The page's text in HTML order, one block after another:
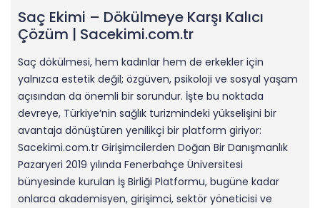
Saç Ekimi – Dökülmeye Karşı Kalıcı
Çözüm | Sacekimi.com.tr
Saç dökülmesi, hem kadınlar hem de erkekler için
yalnızca estetik değil; özgüven, psikoloji ve sosyal yaşam
açısından da önemli bir sorundur. İşte bu noktada
devreye, Türkiye’nin sağlık turizmindeki yükselişini bir
avantaja dönüştüren yenilikçi bir platform giriyor:
Sacekimi.com.tr Girişimcilerden Doğan Bir Danışmanlık
Pazaryeri 2019 yılında Fenerbahçe Üniversitesi
bünyesinde kurulan İş Birliği Platformu, bugüne kadar
onlarca akademisyen, girişimci, sektör yöneticisi ve